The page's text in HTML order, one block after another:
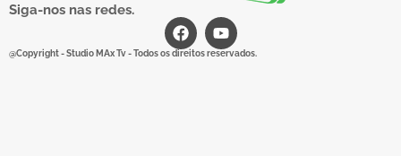
Siga-nos nas redes.
@Copyright - Studio MAx Tv - Todos os direitos reservados.